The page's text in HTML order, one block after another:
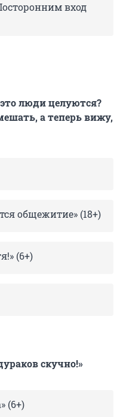
вход
люди целуются?
а теперь вижу,
общежитие» (18+)
(6+)
скучно!»
(6+)